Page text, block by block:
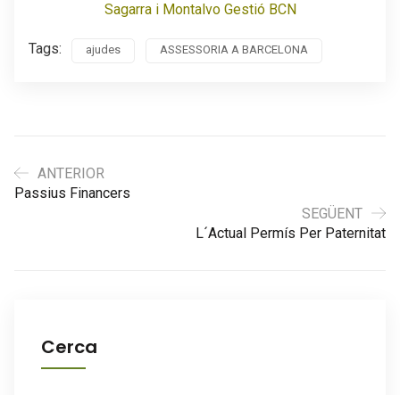
Sagarra i Montalvo Gestió BCN
Tags: ajudes ASSESSORIA A BARCELONA
ANTERIOR
Passius Financers
SEGÜENT
L´actual Permís Per Paternitat
Cerca